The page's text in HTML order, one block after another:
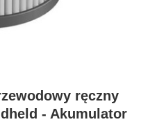
ręczny
- Akumulator